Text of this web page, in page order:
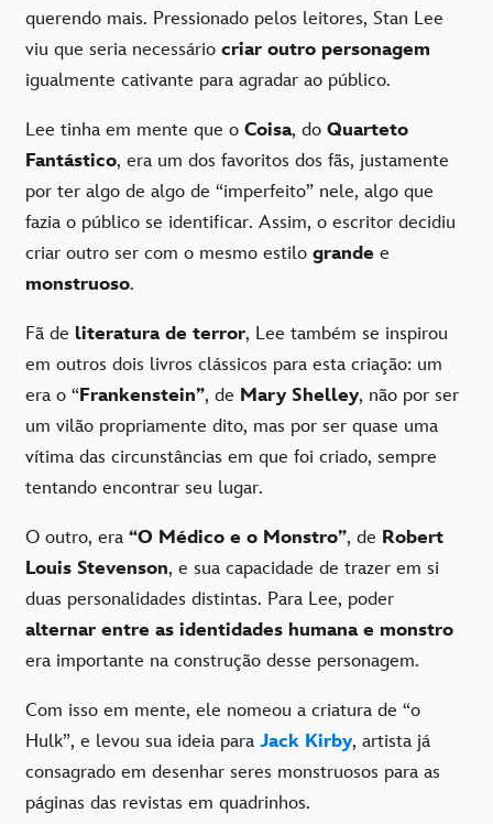
querendo mais. Pressionado pelos leitores, Stan Lee
viu que seria necessário criar outro personagem
igualmente cativante para agradar ao público.
Lee tinha em mente que o Coisa, do Quarteto
Fantástico, era um dos favoritos dos fãs, justamente
por ter algo de algo de “imperfeito” nele, algo que
fazia o público se identificar. Assim, o escritor decidiu
criar outro ser com o mesmo estilo grande e
monstruoso.
Fã de literatura de terror, Lee também se inspirou
em outros dois livros clássicos para esta criação: um
era o “Frankenstein”, de Mary Shelley, não por ser
um vilão propriamente dito, mas por ser quase uma
vítima das circunstâncias em que foi criado, sempre
tentando encontrar seu lugar.
O outro, era “O Médico e o Monstro”, de Robert
Louis Stevenson, e sua capacidade de trazer em si
duas personalidades distintas. Para Lee, poder
alternar entre as identidades humana e monstro
era importante na construção desse personagem.
Com isso em mente, ele nomeou a criatura de “o
Hulk”, e levou sua ideia para Jack Kirby, artista já
consagrado em desenhar seres monstruosos para as
páginas das revistas em quadrinhos.